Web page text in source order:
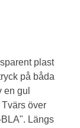
plast
på båda
gul
över
Längs